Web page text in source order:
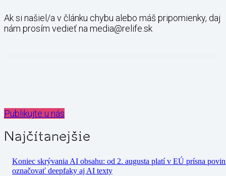
Ak si našiel/a v článku chybu alebo máš pripomienky, daj
nám prosím vedieť na media@relife.sk
Publikujte u nás
Najčítanejšie
Koniec skrývania AI obsahu: od 2. augusta platí v EÚ prísna
označovať deepfaky aj AI texty